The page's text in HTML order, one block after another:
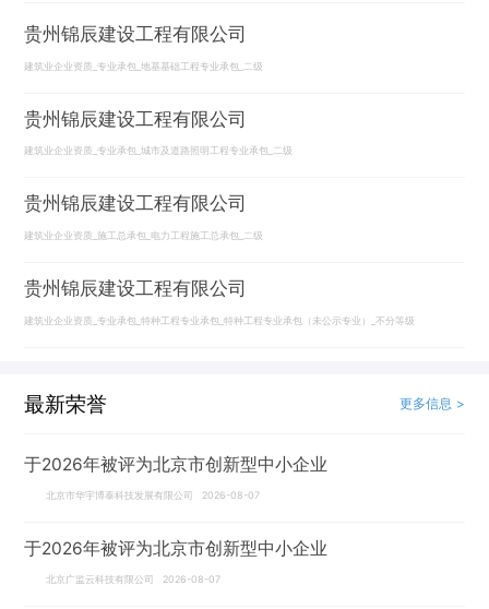
贵州锦辰建设工程有限公司
建筑业企业资质_专业承包_地基基础工程专业承包_二级
贵州锦辰建设工程有限公司
建筑业企业资质_专业承包_城市及道路照明工程专业承包_二级
贵州锦辰建设工程有限公司
建筑业企业资质_施工总承包_电力工程施工总承包_二级
贵州锦辰建设工程有限公司
建筑业企业资质_专业承包_特种工程专业承包_特种工程专业承包（未公示专业）_不分等级
最新荣誉 更多信息 >
于2026年被评为北京市创新型中小企业
北京市华宇博泰科技发展有限公司 2026-08-07
于2026年被评为北京市创新型中小企业
北京广监云科技有限公司 2026-08-07